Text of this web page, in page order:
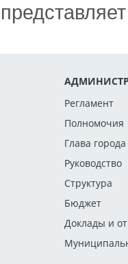
Регламент
Полномочия
Глава города
Руководство
Структура
Бюджет
Доклады и